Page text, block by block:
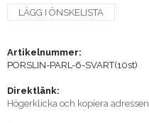
LÄGG I ÖNSKELISTA
Artikelnummer:
PORSLIN-PARL-6-SVART(10st)
Direktlänk:
Högerklicka och kopiera adressen